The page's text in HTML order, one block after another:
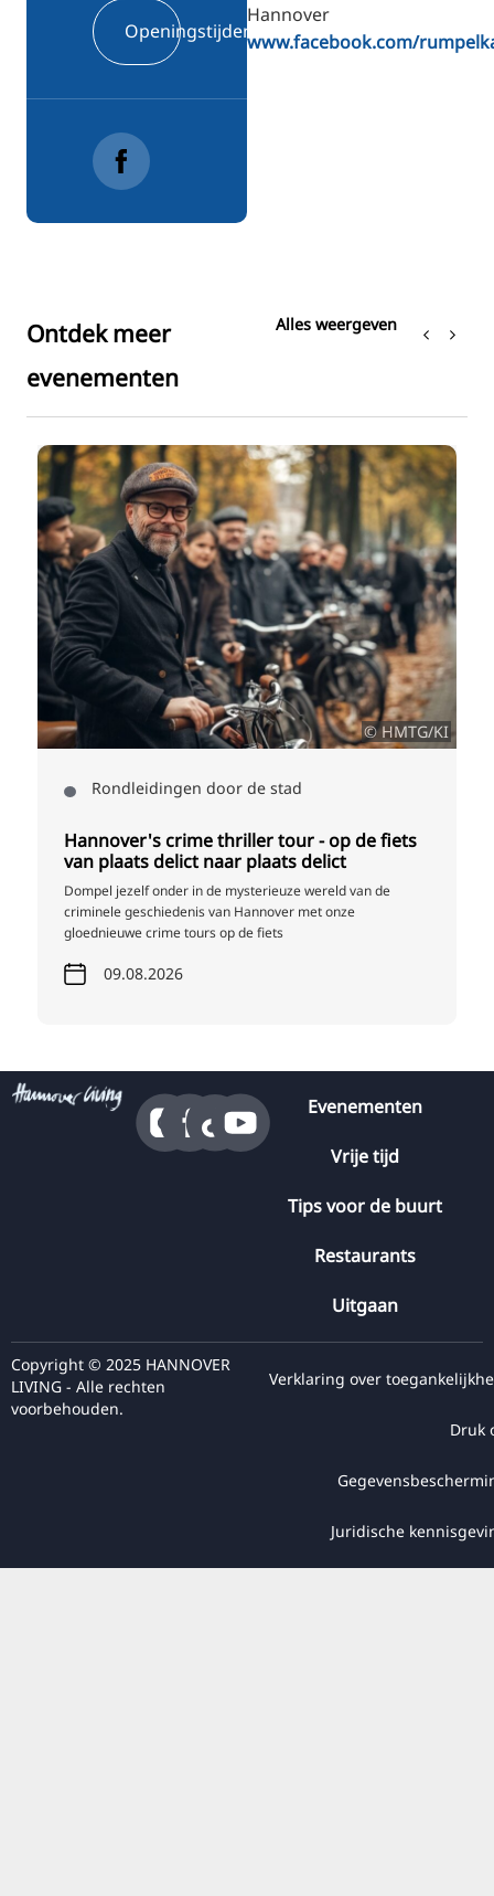
Hannover
www.facebook.com/
Openingstijden
Ontdek meer
evenementen
Alles weergeven
© HMTG/KI
Rondleidingen door de stad
Hannover's crime thriller tour - op de fiets
van plaats delict naar plaats delict
Dompel jezelf onder in de mysterieuze wereld van de
criminele geschiedenis van Hannover met onze
gloednieuwe crime tours op de fiets
09.08.2026
Evenementen
Vrije tijd
Tips voor de buurt
Restaurants
Uitgaan
Copyright © 2025 HANNOVER
LIVING - Alle rechten
voorbehouden.
Verklaring over
Druk
Juridische